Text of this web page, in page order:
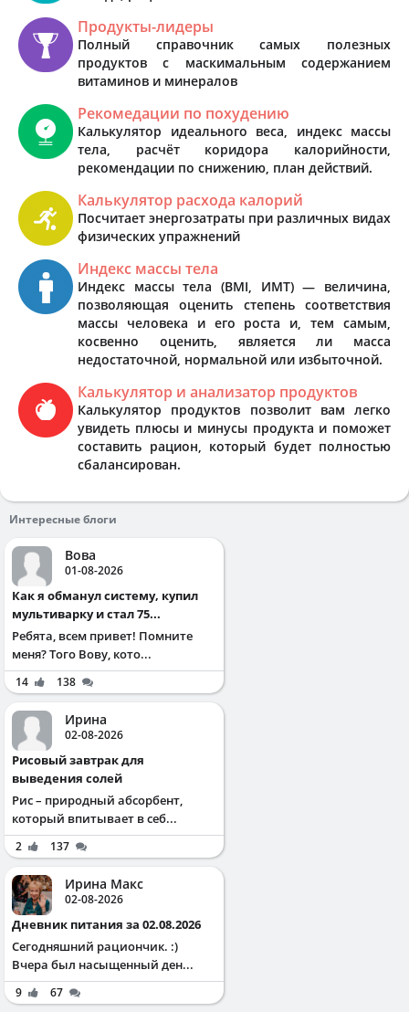
Продукты-лидеры
Полный справочник самых полезных
продуктов с маскимальным содержанием
витаминов и минералов
Рекомедации по похудению
Калькулятор идеального веса, индекс массы
тела, расчёт коридора калорийности,
рекомендации по снижению, план действий.
Калькулятор расхода калорий
Посчитает энергозатраты при различных видах
физических упражнений
Индекс массы тела
Индекс массы тела (BMI, ИМТ) — величина,
позволяющая оценить степень соответствия
массы человека и его роста и, тем самым,
косвенно оценить, является ли масса
недостаточной, нормальной или избыточной.
Калькулятор и анализатор продуктов
Калькулятор продуктов позволит вам легко
увидеть плюсы и минусы продукта и поможет
составить рацион, который будет полностью
сбалансирован.
Интересные блоги
Вова
01-08-2026
Как я обманул систему, купил
мультиварку и стал 75...
Ребята, всем привет! Помните
меня? Того Вову, кото...
14 138
Ирина
02-08-2026
Рисовый завтрак для
выведения солей
Рис – природный абсорбент,
который впитывает в себ...
2 137
Ирина Макс
02-08-2026
Дневник питания за 02.08.2026
Сегодняшний рациончик. :)
Вчера был насыщенный ден...
9
67